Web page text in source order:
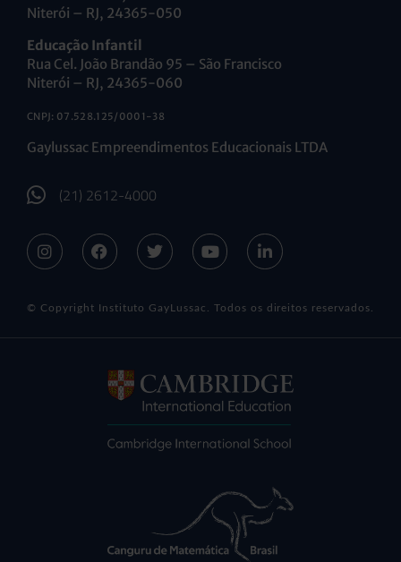
Niterói – RJ, 24365-050
Educação Infantil
Rua Cel. João Brandão 95 – São Francisco
Niterói – RJ, 24365-060
CNPJ: 07.528.125/0001-38
Gaylussac Empreendimentos Educacionais LTDA
(21) 2612-4000
© Copyright Instituto GayLussac. Todos os direitos reservados.